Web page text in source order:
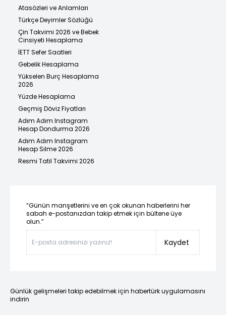
Atasözleri ve Anlamları
Türkçe Deyimler Sözlüğü
Çin Takvimi 2026 ve Bebek
Cinsiyeti Hesaplama
İETT Sefer Saatleri
Gebelik Hesaplama
Yükselen Burç Hesaplama
2026
Yüzde Hesaplama
Geçmiş Döviz Fiyatları
Adım Adım Instagram
Hesap Dondurma 2026
Adım Adım Instagram
Hesap Silme 2026
Resmi Tatil Takvimi 2026
“Günün manşetlerini ve en çok okunan haberlerini her
sabah e-postanızdan takip etmek için bültene üye
olun.”
Kaydet
Günlük gelişmeleri takip edebilmek için habertürk uygulamasını
indirin